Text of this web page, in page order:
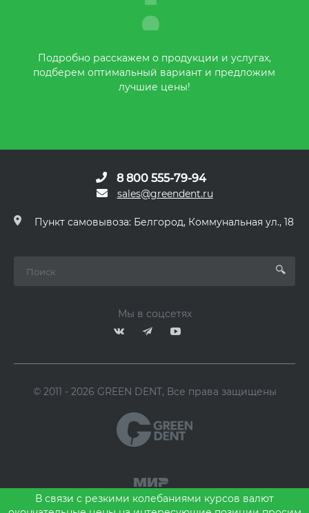
Подробно расскажем о продукции и услугах,
подберем оптимальный вариант и предложим
лучшие цены!
8 800 555-79-94
sales@greendent.ru
Пункт самовывоза: Белгород, Коммунальная ул., 18
Мы в соцсетях
© 2011 - 2026 GREEN DENT, Все права защищены
В связи с резкими колебаниями курсов валют